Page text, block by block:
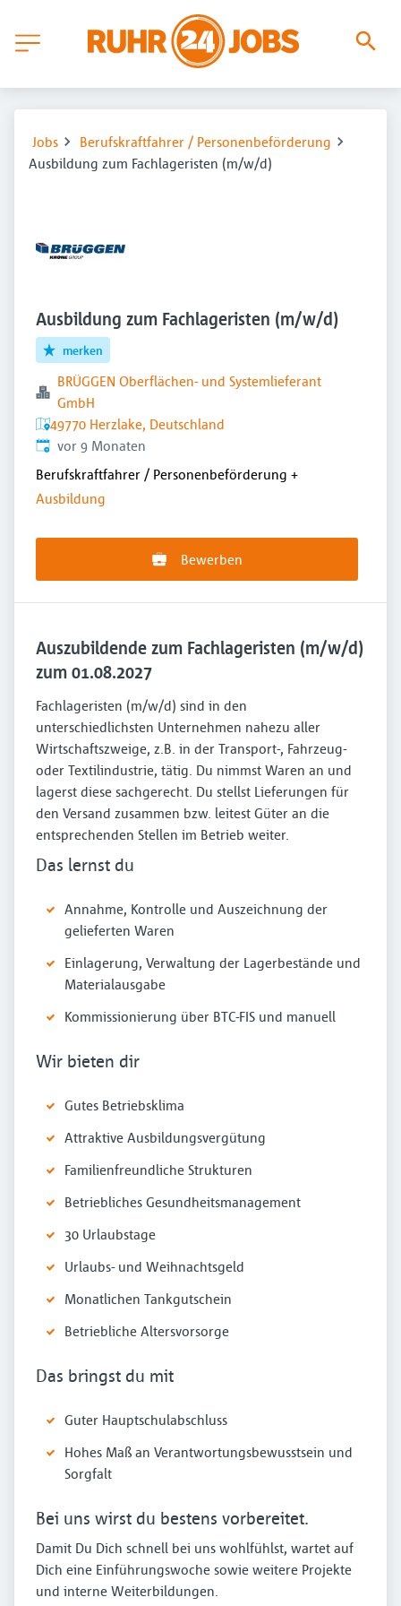
Jobs
Berufskraftfahrer / Personenbeförderung
Ausbildung zum Fachlageristen (m/w/d)
Ausbildung zum Fachlageristen (m/w/d)
merken
BRÜGGEN Oberflächen- und Systemlieferant
GmbH
49770 Herzlake, Deutschland
Veröffentlicht:
vor 9 Monaten
Berufskraftfahrer / Personenbeförderung +
Ausbildung
Bewerben
Auszubildende zum Fachlageristen (m/w/d)
zum 01.08.2027
Fachlageristen (m/w/d) sind in den
unterschiedlichsten Unternehmen nahezu aller
Wirtschaftszweige, z.B. in der Transport-, Fahrzeug-
oder Textilindustrie, tätig. Du nimmst Waren an und
lagerst diese sachgerecht. Du stellst Lieferungen für
den Versand zusammen bzw. leitest Güter an die
entsprechenden Stellen im Betrieb weiter.
Das lernst du
Annahme, Kontrolle und Auszeichnung der
gelieferten Waren
Einlagerung, Verwaltung der Lagerbestände und
Materialausgabe
Kommissionierung über BTC-FIS und manuell
Wir bieten dir
Gutes Betriebsklima
Attraktive Ausbildungsvergütung
Familienfreundliche Strukturen
Betriebliches Gesundheitsmanagement
30 Urlaubstage
Urlaubs- und Weihnachtsgeld
Monatlichen Tankgutschein
Betriebliche Altersvorsorge
Das bringst du mit
Guter Hauptschulabschluss
Hohes Maß an Verantwortungsbewusstsein und
Sorgfalt
Bei uns wirst du bestens vorbereitet.
Damit Du Dich schnell bei uns wohlfühlst, wartet auf
Dich eine Einführungswoche sowie weitere Projekte
und interne Weiterbildungen.